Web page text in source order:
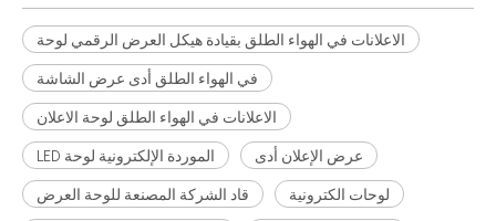
الاعلانات في الهواء الطلق بقيادة هيكل العرض الرقمي لوحة
في الهواء الطلق أدى عرض الشاشة
الاعلانات في الهواء الطلق لوحة الاعلان
الموردة الإلكترونية لوحة LED
عرض الإعلان أدى
قاد الشركة المصنعة للوحة العرض
لوحات الكترونية